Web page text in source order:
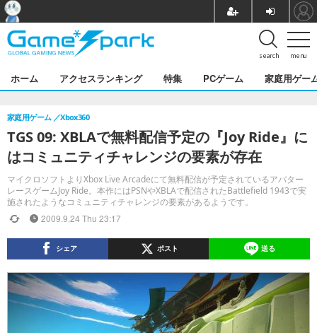
menu
search
ホーム アクセスランキング 特集 PCゲーム 家庭用ゲー
TGS 09: XBLAで無料配信予定の『Joy Ride』に
はコミュニティチャレンジの要素が存在
マイクロソフトよりXbox Live Arcadeにて無料配信が予定されているアバター
レースゲームJoy Ride。本作にはPSNやXBLAで配信されたBattlefield 1943で実
施されたようなコミュニティチャレンジの要素があるようです。
家庭用ゲーム Xbox360
2009.9.24 Thu 23:17
シェア ポスト 送る